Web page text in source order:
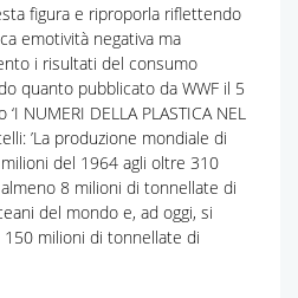
figura e riproporla riflettendo
emotività negativa ma
i risultati del consumo
quanto pubblicato da WWF il 5
NUMERI DELLA PLASTICA NEL
’La produzione mondiale di
del 1964 agli oltre 310
8 milioni di tonnellate di
del mondo e, ad oggi, si
milioni di tonnellate di